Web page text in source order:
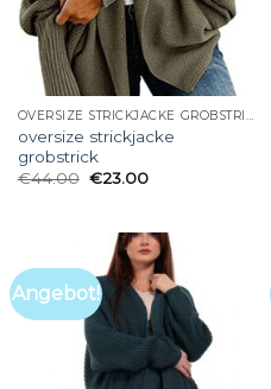
OVERSIZE STRICKJACKE GROBSTRICK
oversize strickjacke
grobstrick
€44.00 €23.00
Angebot!